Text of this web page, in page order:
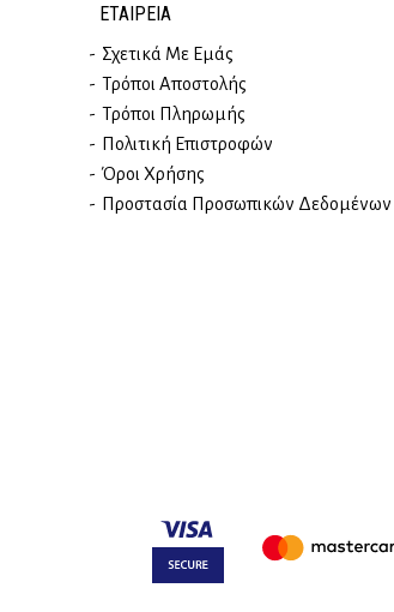
ΕΤΑΙΡΕΊΑ
Σχετικά Με Εμάς
Τρόποι Αποστολής
Τρόποι Πληρωμής
Πολιτική Επιστροφών
Όροι Χρήσης
Προστασία Προσωπικών Δεδομένων